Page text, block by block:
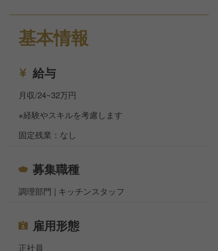
基本情報
給与
月収/24~32万円
※経験やスキルを考慮します
固定残業：なし
募集職種
調理部門 | キッチンスタッフ
雇用形態
正社員